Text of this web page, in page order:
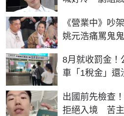
《營業中》吵
姚元浩痛罵鬼
8月就收罰金！
車「1稅金」
出國前先檢查
拒絕入境 苦主